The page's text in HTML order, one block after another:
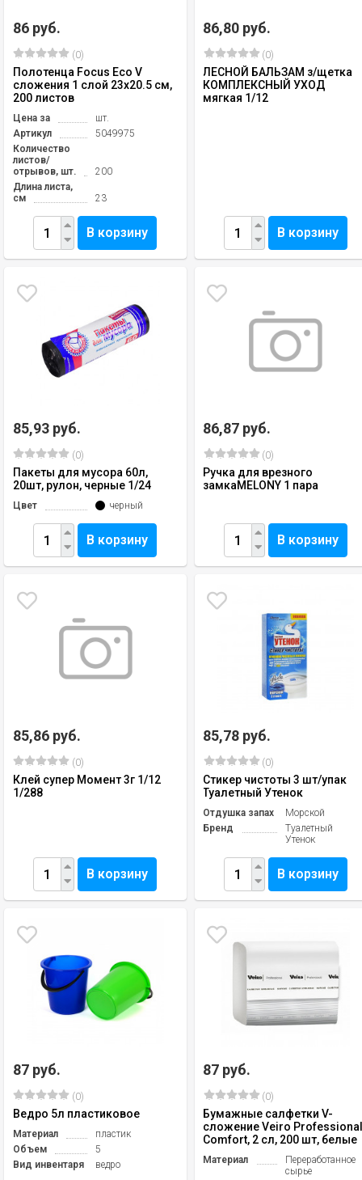
86 руб.
(0)
Полотенца Focus Eco V
сложения 1 слой 23х20.5 см,
200 листов
Цена за
шт.
Артикул
5049975
Количество
листов/
отрывов, шт.
200
Длина листа,
см
23
В корзину
86,80 руб.
(0)
ЛЕСНОЙ БАЛЬЗАМ з/щетка
КОМПЛЕКСНЫЙ УХОД
мягкая 1/12
В корзину
85,93 руб.
(0)
Пакеты для мусора 60л,
20шт, рулон, черные 1/24
Цвет черный
В корзину
86,87 руб.
(0)
Ручка для врезного
замкаMELONY 1 пара
В корзину
85,86 руб.
(0)
Клей супер Момент 3г 1/12
1/288
В корзину
85,78 руб.
(0)
Стикер чистоты 3 шт/упак
Туалетный Утенок
Отдушка запах
Морской
Бренд
Туалетный
Утенок
В корзину
87 руб.
(0)
Ведро 5л пластиковое
Материал
пластик
Объем
5
Вид инвентаря
ведро
87 руб.
(0)
Бумажные салфетки V-
сложение Veiro
Comfort, 2 сл, 200 шт, белые
Материал
Переработанное
сырье